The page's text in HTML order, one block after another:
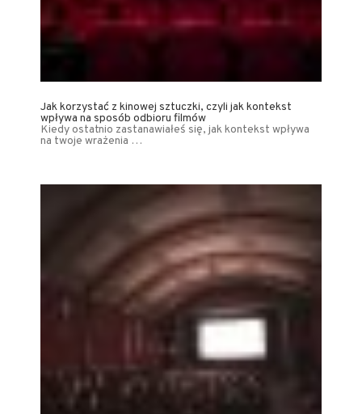
Jak korzystać z kinowej sztuczki, czyli jak kontekst
wpływa na sposób odbioru filmów
Kiedy ostatnio zastanawiałeś się, jak kontekst wpływa
na twoje wrażenia …